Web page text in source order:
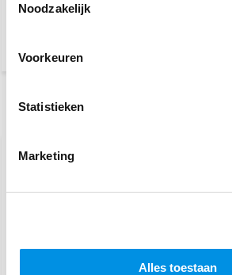
Noodzakelijk
Voorkeuren
Statistieken
Marketing
Alles toestaan